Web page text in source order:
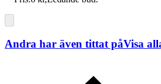
Andra har även tittat påVisa